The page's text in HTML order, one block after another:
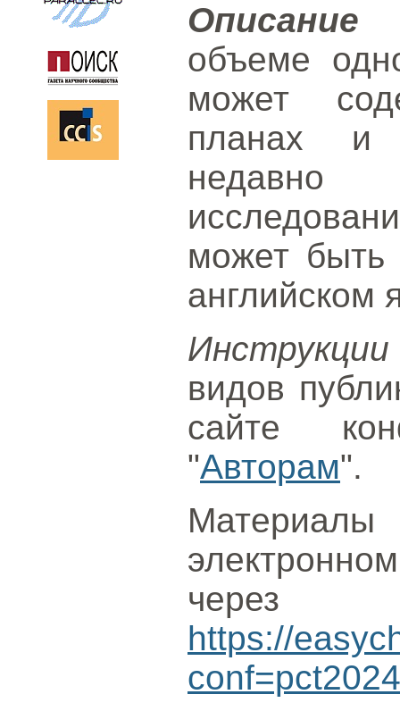
Описание
объеме
может
планах и
недавно
может быть
английском
видов
сайте
"Авторам".
через
https://
conf=pct2024